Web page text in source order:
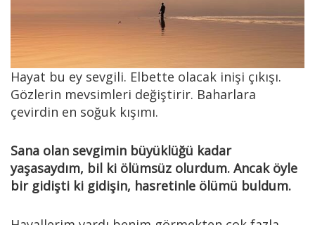
Hayat bu ey sevgili. Elbette olacak inişi çıkışı.
Gözlerin mevsimleri değiştirir. Baharlara
çevirdin en soğuk kışımı.
Sana olan sevgimin büyüklüğü kadar
yaşasaydım, bil ki ölümsüz olurdum. Ancak öyle
bir gidişti ki gidişin, hasretinle ölümü buldum.